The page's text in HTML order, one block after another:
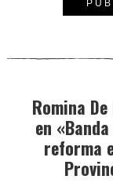
Romina
en
reforma